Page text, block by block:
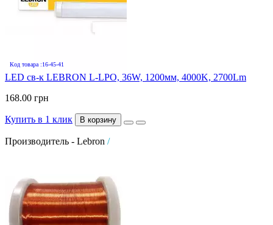
Код товара :16-45-41
LED св-к LEBRON L-LPO, 36W, 1200мм, 4000K, 2700Lm
168.00 грн
Купить в 1 клик В корзину
Производитель - Lebron /